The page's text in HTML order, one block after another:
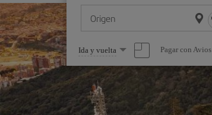
Origen
Seleccione
una
opción
Ida y vuelta Pagar con Avios